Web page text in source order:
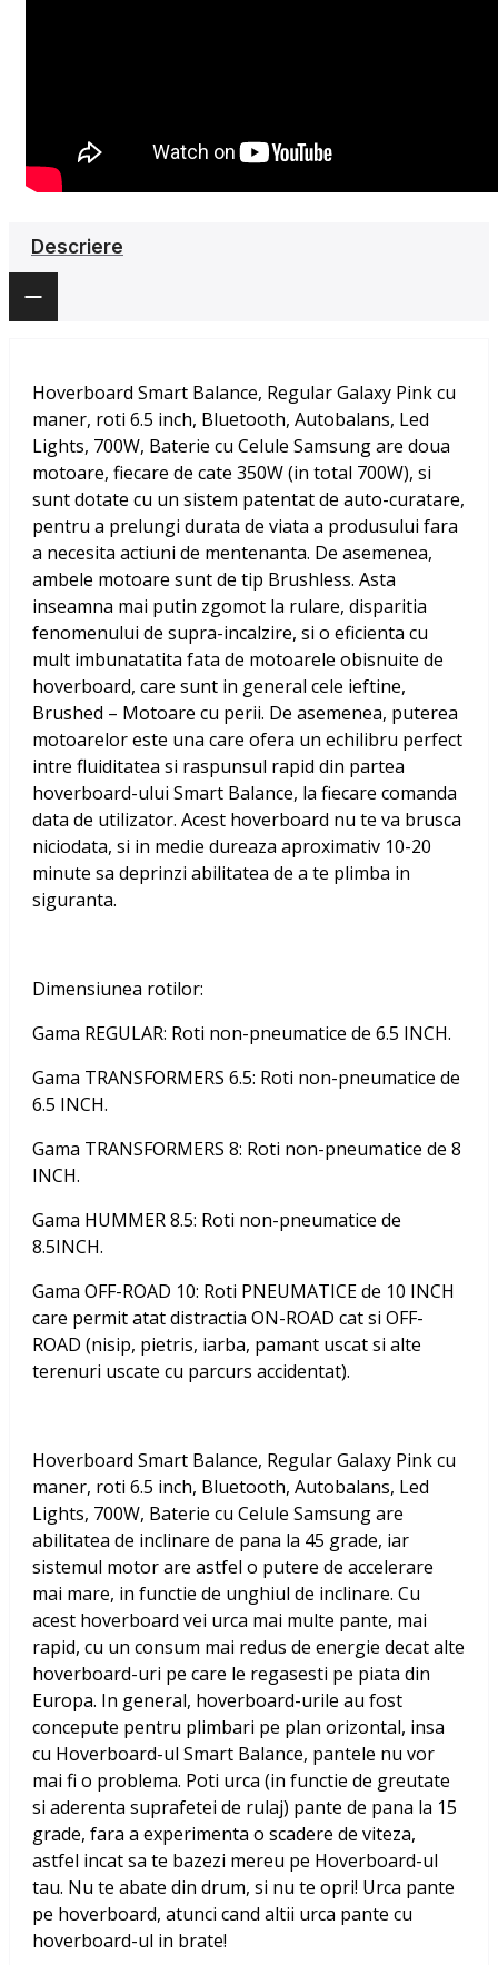
Descriere
Hoverboard Smart Balance, Regular Galaxy Pink cu
maner, roti 6.5 inch, Bluetooth, Autobalans, Led
Lights, 700W, Baterie cu Celule Samsungare doua
motoare, fiecare de cate 350W (in total 700W), si
sunt dotate cu un sistem patentat de auto-curatare,
pentru a prelungi durata de viata a produsului fara
a necesita actiuni de mentenanta. De asemenea,
ambele motoare sunt de tip Brushless. Asta
inseamna mai putin zgomot la rulare, disparitia
fenomenului de supra-incalzire, si o eficienta cu
mult imbunatatita fata de motoarele obisnuite de
hoverboard, care sunt in general cele ieftine,
Brushed – Motoare cu perii. De asemenea, puterea
motoarelor este una care ofera un echilibru perfect
intre fluiditatea si raspunsul rapid din partea
hoverboard-ului Smart Balance, la fiecare comanda
data de utilizator. Acest hoverboard nu te va brusca
niciodata, si in medie dureaza aproximativ 10-20
minute sa deprinzi abilitatea de a te plimba in
siguranta.
Dimensiunea rotilor:
Gama REGULAR: Roti non-pneumatice de 6.5 INCH.
Gama TRANSFORMERS 6.5: Roti non-pneumatice de
6.5 INCH.
Gama TRANSFORMERS 8: Roti non-pneumatice de 8
INCH.
Gama HUMMER 8.5: Roti non-pneumatice de
8.5INCH.
Gama OFF-ROAD 10: Roti PNEUMATICE de 10 INCH
care permit atat distractia ON-ROAD cat si OFF-
ROAD (nisip, pietris, iarba, pamant uscat si alte
terenuri uscate cu parcurs accidentat).
Hoverboard Smart Balance, Regular Galaxy Pink cu
maner, roti 6.5 inch, Bluetooth, Autobalans, Led
Lights, 700W, Baterie cu Celule Samsungare
abilitatea de inclinare de pana la 45 grade, iar
sistemul motor are astfel o putere de accelerare
mai mare, in functie de unghiul de inclinare. Cu
acest hoverboard vei urca mai multe pante, mai
rapid, cu un consum mai redus de energie decat alte
hoverboard-uri pe care le regasesti pe piata din
Europa. In general, hoverboard-urile au fost
concepute pentru plimbari pe plan orizontal, insa
cu Hoverboard-ul Smart Balance, pantele nu vor
mai fi o problema. Poti urca (in functie de greutate
si aderenta suprafetei de rulaj) pante de pana la 15
grade, fara a experimenta o scadere de viteza,
astfel incat sa te bazezi mereu pe Hoverboard-ul
tau. Nu te abate din drum, si nu te opri! Urca pante
pe hoverboard, atunci cand altii urca pante cu
hoverboard-ul in brate!